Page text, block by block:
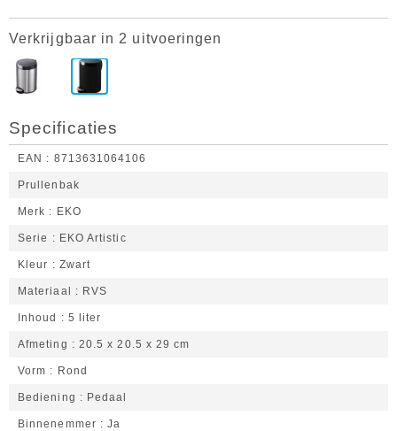
Verkrijgbaar in 2 uitvoeringen
Specificaties
EAN 8713631064106
Prullenbak
Merk EKO
Serie EKO Artistic
Kleur Zwart
Materiaal RVS
Inhoud 5 liter
Afmeting 20.5 x 20.5 x 29 cm
Vorm Rond
Bediening Pedaal
Binnenemmer Ja